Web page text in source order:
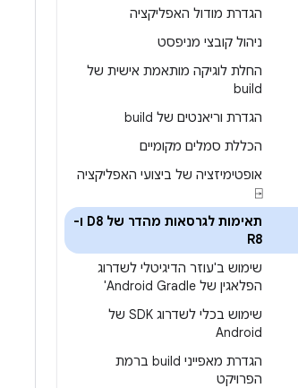
הגדרת מודול האפליקציה
ניהול קובצי מניפסט
החלת לוגיקה מותאמת אישית של
build
הגדרת וריאנטים של build
הכללת סמלים מקומיים
אופטימיזציה של ביצועי האפליקציה
⍈
תאימות לגרסאות מהדר של D8 ו-
R8
שימוש ב'עוזר הדיגיטלי לשדרוג
הפלאגין של Android Gradle'
שימוש בכלי לשדרוג SDK של
Android
הגדרת מאפייני build ברמת
הפרויקט